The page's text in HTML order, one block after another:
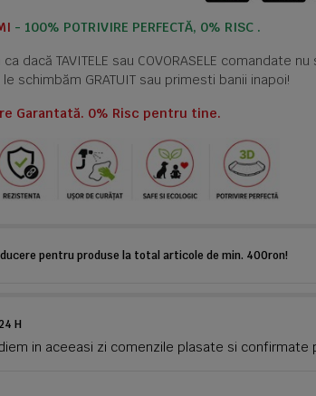
- 100% POTRIVIRE PERFECTĂ, 0% RISC .
dacă TAVITELE sau COVORASELE comandate
schimbăm GRATUIT sau primesti banii inapoi!
Garantată. 0% Risc pentru tine.
pentru produse la total articole de min. 400ron!
H
in aceeasi zi comenzile plasate si confirmate